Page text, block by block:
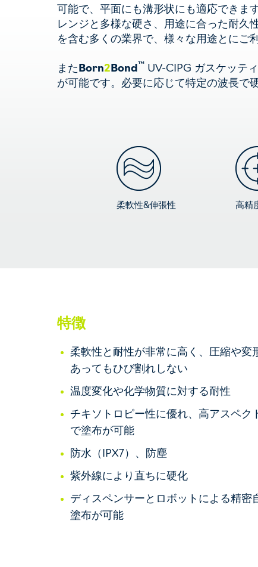
可能で、平面にも溝形状にも適応できま
レンジと多様な硬さ、用途に合った耐久
を含む多くの業界で、様々な用途とにご
またBorn2Bond ™ UV-CIPG ガスケッテ
が可能です。必要に応じて特定の波長で
柔軟性&伸張性 高精
特徴
柔軟性と耐性が非常に高く、圧縮や変
あってもひび割れしない
温度変化や化学物質に対する耐性
チキソトロピー性に優れ、高アスペク
で塗布が可能
防水（IPX7）、防塵
紫外線により直ちに硬化
ディスペンサーとロボットによる精密
塗布が可能